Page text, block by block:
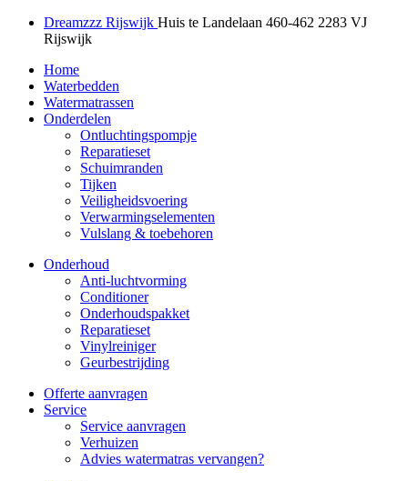
Dreamzzz Rijswijk Huis te Landelaan 460-462 2283 VJ
Rijswijk
Home
Waterbedden
Watermatrassen
Onderdelen
Ontluchtingspompje
Reparatieset
Schuimranden
Tijken
Veiligheidsvoering
Verwarmingselementen
Vulslang & toebehoren
Onderhoud
Anti-luchtvorming
Conditioner
Onderhoudspakket
Reparatieset
Vinylreiniger
Geurbestrijding
Offerte aanvragen
Service
Service aanvragen
Verhuizen
Advies watermatras vervangen?